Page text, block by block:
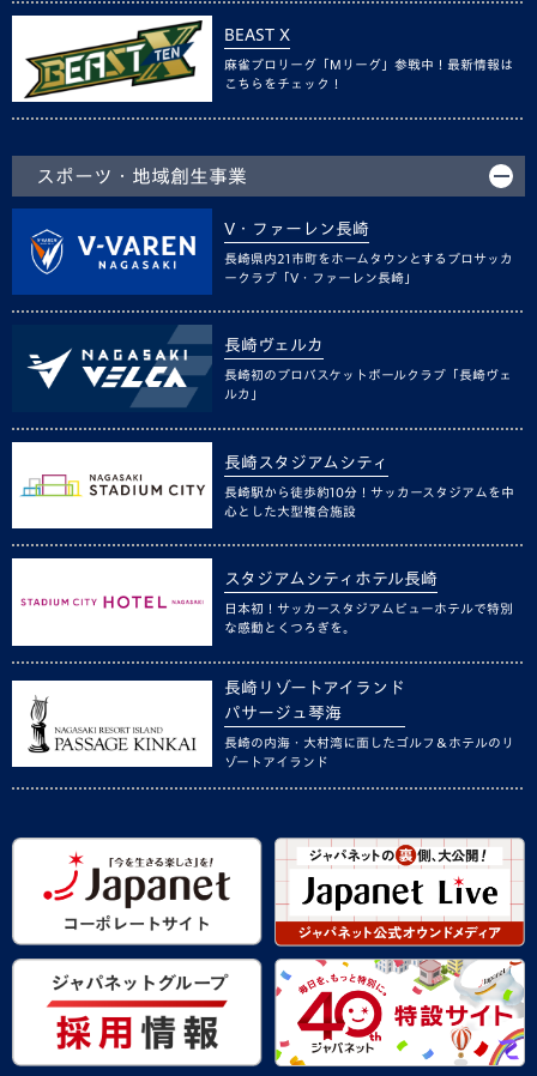
BEAST X
麻雀プロリーグ「Mリーグ」参戦中！最新情報は
こちらをチェック！
スポーツ・地域創生事業
V・ファーレン長崎
長崎県内21市町をホームタウンとするプロサッカ
ークラブ「V・ファーレン長崎」
長崎ヴェルカ
長崎初のプロバスケットボールクラブ「長崎ヴェ
ルカ」
長崎スタジアムシティ
長崎駅から徒歩約10分！サッカースタジアムを中
心とした大型複合施設
スタジアムシティホテル長崎
日本初！サッカースタジアムビューホテルで特別
な感動とくつろぎを。
長崎リゾートアイランド
パサージュ琴海
長崎の内海・大村湾に面したゴルフ＆ホテルのリ
ゾートアイランド